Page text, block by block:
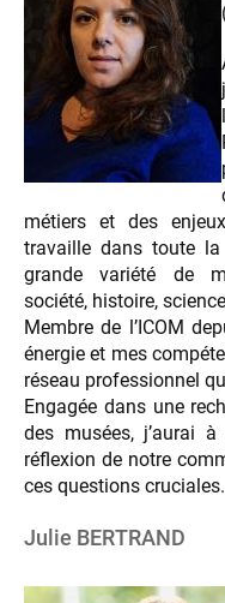
métiers et des
travaille dans toute
grande variété de
société, histoire,
Membre de l’ICOM
énergie et mes
réseau professionnel
Engagée dans une
des musées, j’aurai
réflexion de notre
ces questions cruciales.
Julie BERTRAND